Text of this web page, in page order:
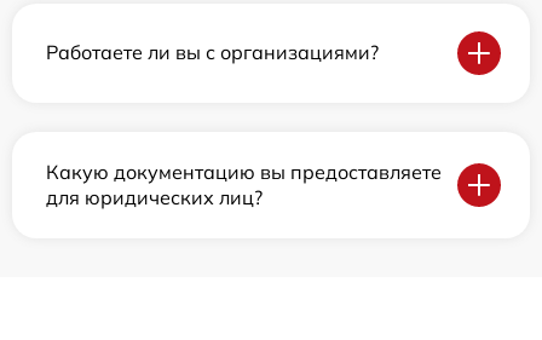
Работаете ли вы с организациями?
Какую документацию вы предоставляете
для юридических лиц?